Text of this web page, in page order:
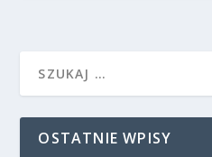
OSTATNIE WPISY